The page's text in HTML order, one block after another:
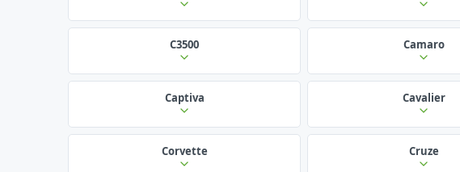
C3500 Camaro
Captiva Cavalier
Corvette Cruze